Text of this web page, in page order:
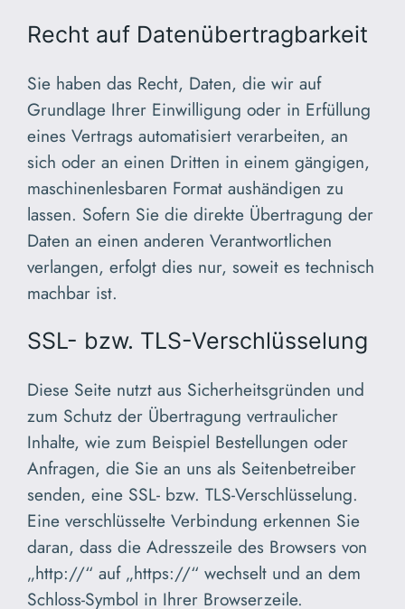
Recht auf Datenübertragbarkeit
Sie haben das Recht, Daten, die wir auf
Grundlage Ihrer Einwilligung oder in Erfüllung
eines Vertrags automatisiert verarbeiten, an
sich oder an einen Dritten in einem gängigen,
maschinenlesbaren Format aushändigen zu
lassen. Sofern Sie die direkte Übertragung der
Daten an einen anderen Verantwortlichen
verlangen, erfolgt dies nur, soweit es technisch
machbar ist.
SSL- bzw. TLS-Verschlüsselung
Diese Seite nutzt aus Sicherheitsgründen und
zum Schutz der Übertragung vertraulicher
Inhalte, wie zum Beispiel Bestellungen oder
Anfragen, die Sie an uns als Seitenbetreiber
senden, eine SSL- bzw. TLS-Verschlüsselung.
Eine verschlüsselte Verbindung erkennen Sie
daran, dass die Adresszeile des Browsers von
„http://“ auf „https://“ wechselt und an dem
Schloss-Symbol in Ihrer Browserzeile.